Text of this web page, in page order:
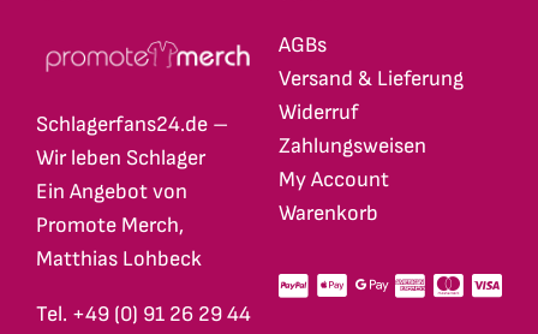
Schlagerfans24.de –
Wir leben Schlager
Ein Angebot von
Promote Merch,
Matthias Lohbeck
Tel. +49 (0) 91 26 29 44
AGBs
Versand & Lieferung
Widerruf
Zahlungsweisen
My Account
Warenkorb